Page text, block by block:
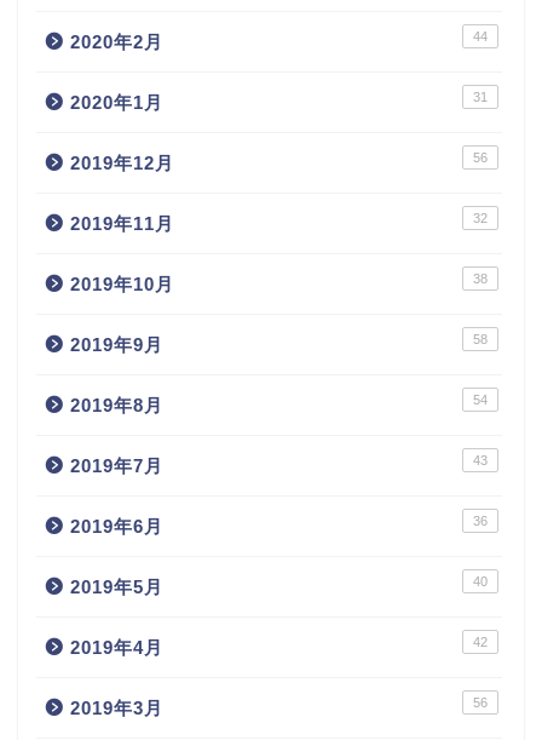
2020年2月 44
2020年1月 31
2019年12月 56
2019年11月 32
2019年10月 38
2019年9月 58
2019年8月 54
2019年7月 43
2019年6月 36
2019年5月 40
2019年4月 42
2019年3月 56